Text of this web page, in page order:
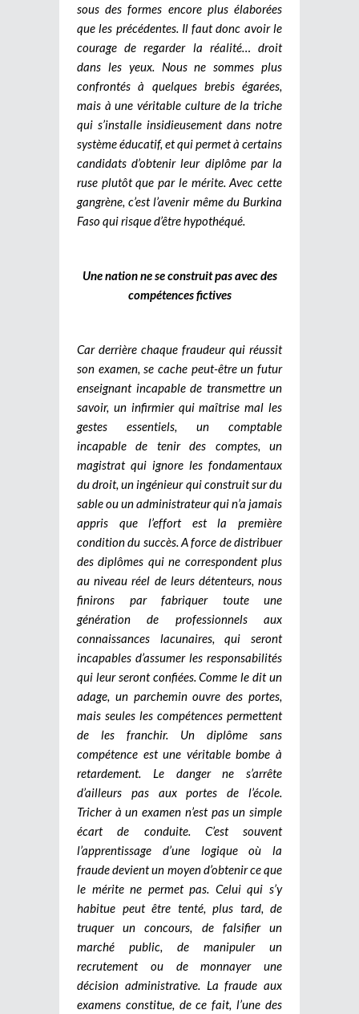
sous des formes encore plus élaborées
que les précédentes. Il faut donc avoir le
courage de regarder la réalité… droit
dans les yeux. Nous ne sommes plus
confrontés à quelques brebis égarées,
mais à une véritable culture de la triche
qui s’installe insidieusement dans notre
système éducatif, et qui permet à certains
candidats d’obtenir leur diplôme par la
ruse plutôt que par le mérite. Avec cette
gangrène, c’est l’avenir même du Burkina
Faso qui risque d’être hypothéqué.
Une nation ne se construit pas avec des
compétences fictives
Car derrière chaque fraudeur qui réussit
son examen, se cache peut-être un futur
enseignant incapable de transmettre un
savoir, un infirmier qui maîtrise mal les
gestes essentiels, un comptable
incapable de tenir des comptes, un
magistrat qui ignore les fondamentaux
du droit, un ingénieur qui construit sur du
sable ou un administrateur qui n’a jamais
appris que l’effort est la première
condition du succès. A force de distribuer
des diplômes qui ne correspondent plus
au niveau réel de leurs détenteurs, nous
finirons par fabriquer toute une
génération de professionnels aux
connaissances lacunaires, qui seront
incapables d’assumer les responsabilités
qui leur seront confiées. Comme le dit un
adage, un parchemin ouvre des portes,
mais seules les compétences permettent
de les franchir. Un diplôme sans
compétence est une véritable bombe à
retardement. Le danger ne s’arrête
d’ailleurs pas aux portes de l’école.
Tricher à un examen n’est pas un simple
écart de conduite. C’est souvent
l’apprentissage d’une logique où la
fraude devient un moyen d’obtenir ce que
le mérite ne permet pas. Celui qui s’y
habitue peut être tenté, plus tard, de
truquer un concours, de falsifier un
marché public, de manipuler un
recrutement ou de monnayer une
décision administrative. La fraude aux
examens constitue, de ce fait, l’une des